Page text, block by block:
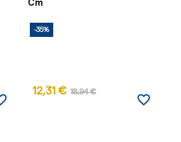
Cm
-35%
12,31 € 18,94 €
favorite_border